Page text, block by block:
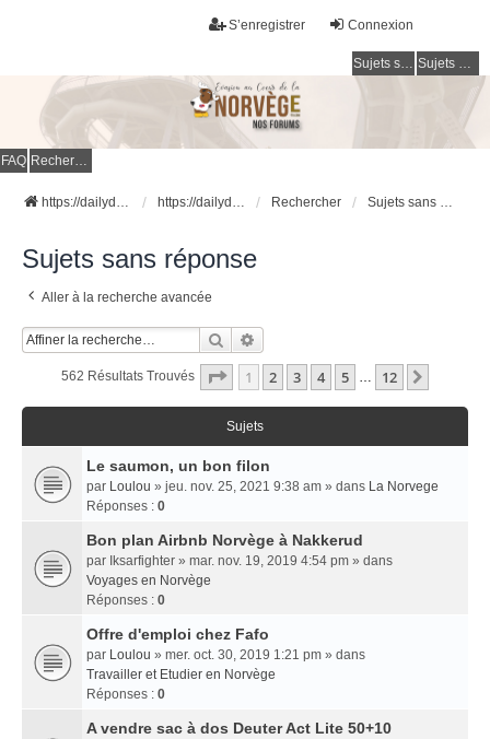
Connexion
S’enregistrer
Sujets sans réponse Sujets actifs
FAQ Rechercher
https://dailydigesthub.com https://dailydigesthub.com Rechercher Sujets sans réponse
Sujets sans réponse
Aller à la recherche avancée
Rechercher
562 Résultats Trouvés Page 1Sur
1 2 3 4 5 … 12
Sujets
Le saumon, un bon filon
par Loulou » jeu. nov. 25, 2021 9:38 am » dans La Norvege
Réponses : 0
Bon plan Airbnb Norvège à Nakkerud
par Iksarfighter » mar. nov. 19, 2019 4:54 pm » dans
Voyages en Norvège
Réponses : 0
Offre d'emploi chez Fafo
par Loulou » mer. oct. 30, 2019 1:21 pm » dans
Travailler et Etudier en Norvège
Réponses : 0
A vendre sac à dos Deuter Act Lite 50+10